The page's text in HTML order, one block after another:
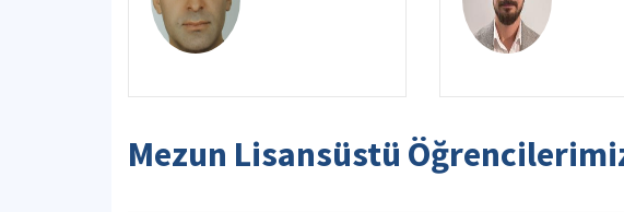
Mezun Lisansüstü